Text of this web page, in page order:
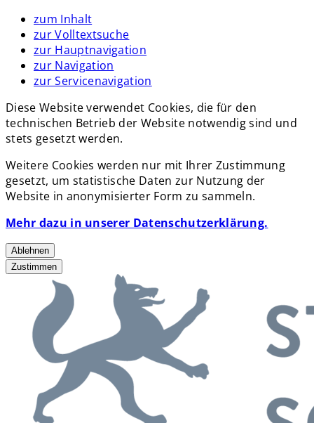
zum Inhalt
zur Volltextsuche
zur Hauptnavigation
zur Navigation
zur Servicenavigation
Diese Website verwendet Cookies, die für den
technischen Betrieb der Website notwendig sind und
stets gesetzt werden.
Weitere Cookies werden nur mit Ihrer Zustimmung
gesetzt, um statistische Daten zur Nutzung der
Website in anonymisierter Form zu sammeln.
Mehr dazu in unserer Datenschutzerklärung.
Ablehnen
Zustimmen